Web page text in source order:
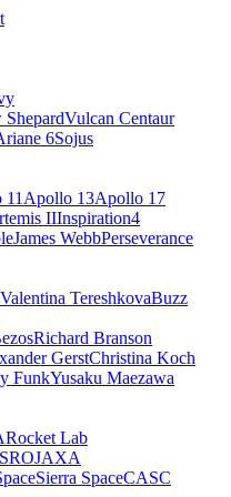
ShepardVulcan Centaur
6Sojus
Apollo 13Apollo 17
IIInspiration4
James WebbPerseverance
Valentina TereshkovaBuzz
Richard Branson
GerstChristina Koch
FunkYusaku Maezawa
Rocket Lab
JAXA
Sierra SpaceCASC